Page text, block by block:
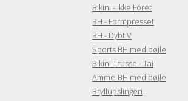
Bikini - ikke Foret
BH - Formpresset
BH - Dybt V
Sports BH med bøjle
Bikini Trusse - Tai
Amme-BH med bøjle
Bryllupslingeri